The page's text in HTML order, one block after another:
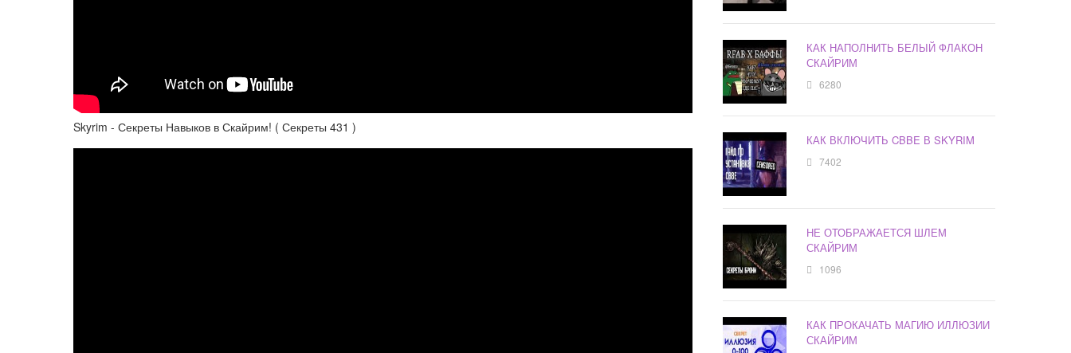
Skyrim - Секреты Навыков в Скайрим! ( Секреты 431 )
КАК НАПОЛНИТЬ БЕЛЫЙ ФЛАКОН
СКАЙРИМ
6280
КАК ВКЛЮЧИТЬ CBBE В SKYRIM
7402
НЕ ОТОБРАЖАЕТСЯ ШЛЕМ
СКАЙРИМ
1096
КАК ПРОКАЧАТЬ МАГИЮ ИЛЛЮЗИИ
СКАЙРИМ